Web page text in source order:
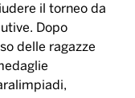
il torneo da
Dopo
delle ragazze